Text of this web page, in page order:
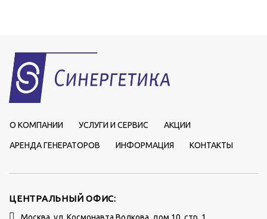
О КОМПАНИИ УСЛУГИ И СЕРВИС АКЦИИ
АРЕНДА ГЕНЕРАТОРОВ ИНФОРМАЦИЯ КОНТАКТЫ
ЦЕНТРАЛЬНЫЙ ОФИС: